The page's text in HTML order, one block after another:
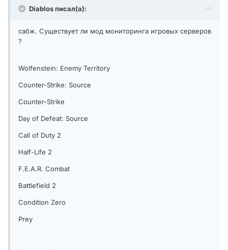
Diablos писал(а):
сабж. Существует ли мод мониторинга игровых серверов
?
Wolfenstein: Enemy Territory
Counter-Strike: Source
Counter-Strike
Day of Defeat: Source
Call of Duty 2
Half-Life 2
F.E.A.R. Combat
Battlefield 2
Condition Zero
Prey